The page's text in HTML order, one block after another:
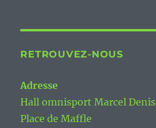
RETROUVEZ-NOUS
Adresse
Hall omnisport Marcel Denis
Place de Maffle